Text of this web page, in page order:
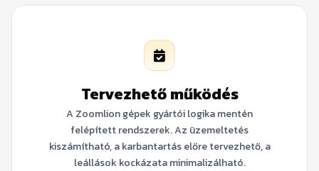
Tervezhető működés
A Zoomlion gépek gyártói logika mentén
felépített rendszerek. Az üzemeltetés
kiszámítható, a karbantartás előre tervezhető, a
leállások kockázata minimalizálható.